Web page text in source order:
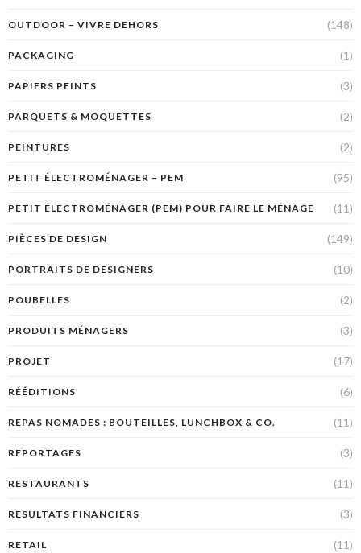
OUTDOOR – VIVRE DEHORS (148)
PACKAGING (1)
PAPIERS PEINTS (3)
PARQUETS & MOQUETTES (2)
PEINTURES (2)
PETIT ÉLECTROMÉNAGER – PEM (95)
PETIT ÉLECTROMÉNAGER (PEM) POUR FAIRE LE MÉNAGE (11)
PIÈCES DE DESIGN (149)
PORTRAITS DE DESIGNERS (10)
POUBELLES (2)
PRODUITS MÉNAGERS (3)
PROJET (17)
RÉÉDITIONS (6)
REPAS NOMADES : BOUTEILLES, LUNCHBOX & CO. (11)
REPORTAGES (3)
RESTAURANTS (11)
RESULTATS FINANCIERS (3)
RETAIL (11)